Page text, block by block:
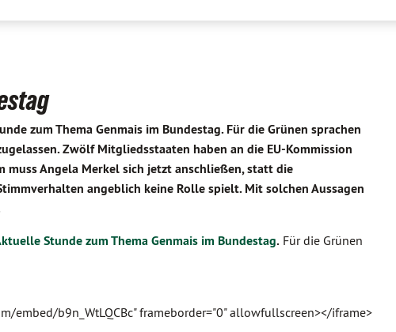
zum Thema Genmais im Bundestag. Für die Grünen sprachen
Zwölf Mitgliedsstaaten haben an die EU-Kommission
Angela Merkel sich jetzt anschließen, statt die
angeblich keine Rolle spielt. Mit solchen Aussagen
Stunde zum Thema Genmais im Bundestag. Für die Grünen
embed/b9n_WtLQCBc" frameborder="0" allowfullscreen></iframe>